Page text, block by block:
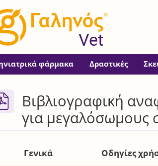
®
Vet
φάρμακα Δραστικές
Βιβλιογραφική
για μεγαλόσωμους
Γενικά Οδηγίες